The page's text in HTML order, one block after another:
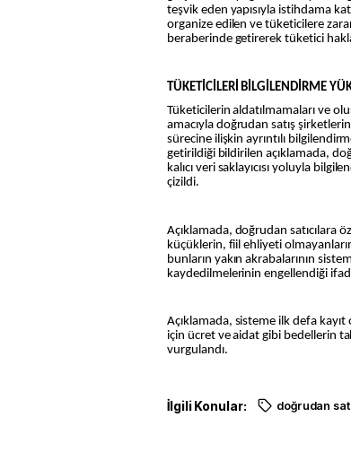
teşvik eden yapısıyla istihdama
organize edilen ve tüketicilere
beraberinde getirerek tüketici
TÜKETİCİLERİ BİLGİLENDİRME
Tüketicilerin aldatılmamaları ve
amacıyla doğrudan satış
sürecine ilişkin ayrıntılı
getirildiği bildirilen açıklamada,
kalıcı veri saklayıcısı yoluyla
çizildi.
Açıklamada, doğrudan satıcılara
küçüklerin, fiil ehliyeti
bunların yakın akrabalarının
kaydedilmelerinin engellendiği
Açıklamada, sisteme ilk defa kayıt
için ücret ve aidat gibi bedellerin
vurgulandı.
İlgili Konular: doğrudan